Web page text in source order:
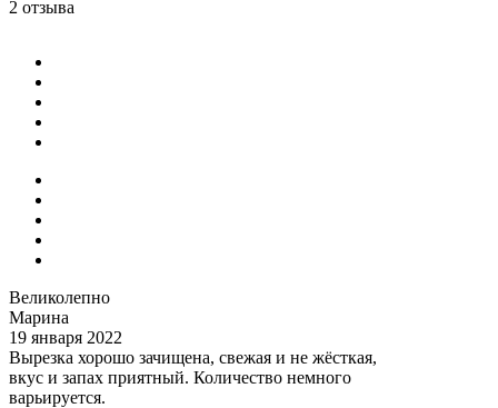
2 отзыва
Великолепно
Марина
19 января 2022
Вырезка хорошо зачищена, свежая и не жёсткая,
вкус и запах приятный. Количество немного
варьируется.